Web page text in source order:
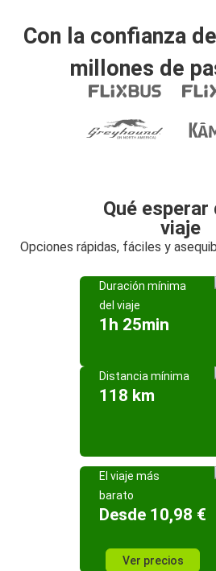
Con la confianza
millones de
Qué esperar
viaje
Opciones rápidas, fáciles y
Duración mínima
del viaje
1h 25min
Distancia mínima
118 km
El viaje más
barato
Desde 10,98 €
Ver precios